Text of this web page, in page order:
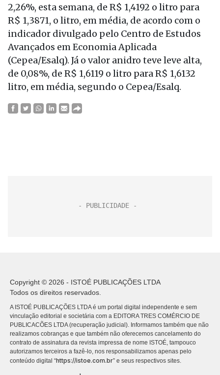
2,26%, esta semana, de R$ 1,4192 o litro para
R$ 1,3871, o litro, em média, de acordo com o
indicador divulgado pelo Centro de Estudos
Avançados em Economia Aplicada
(Cepea/Esalq). Já o valor anidro teve leve alta,
de 0,08%, de R$ 1,6119 o litro para R$ 1,6132
litro, em média, segundo o Cepea/Esalq.
Copyright © 2026 - ISTOÉ PUBLICAÇÕES LTDA
Todos os direitos reservados.
A ISTOÉ PUBLICAÇÕES LTDA é um portal digital independente e sem
vinculação editorial e societária com a EDITORA TRES COMÉRCIO DE
PUBLICACÕES LTDA (recuperação judicial). Informamos também que não
realizamos cobranças e que também não oferecemos cancelamento do
contrato de assinatura da revista impressa de nome ISTOÉ, tampouco
autorizamos terceiros a fazê-lo, nos responsabilizamos apenas pelo
conteúdo digital “https://istoe.com.br” e seus respectivos sites.